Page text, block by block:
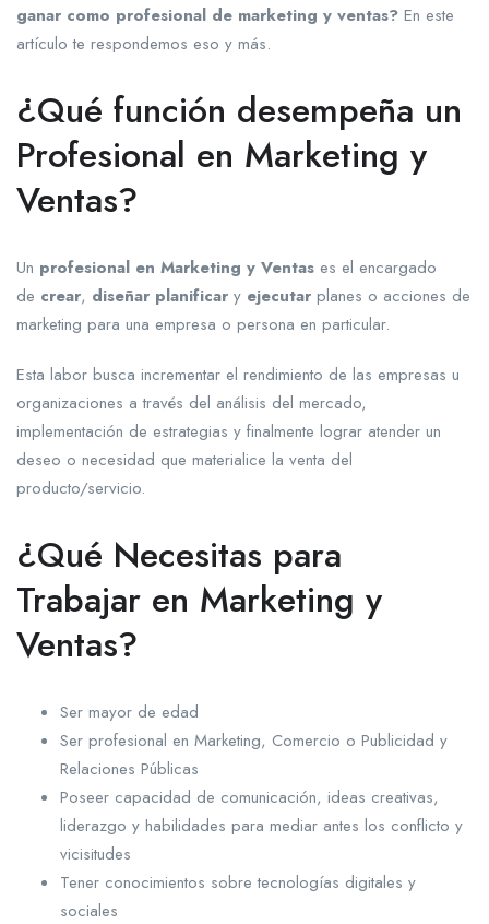
ganar como profesional de marketing y ventas? En este
artículo te respondemos eso y más.
¿Qué función desempeña un
Profesional en Marketing y
Ventas?
Un profesional en Marketing y Ventas es el encargado
de crear, diseñar planificar y ejecutar planes o acciones de
marketing para una empresa o persona en particular.
Esta labor busca incrementar el rendimiento de las empresas u
organizaciones a través del análisis del mercado,
implementación de estrategias y finalmente lograr atender un
deseo o necesidad que materialice la venta del
producto/servicio.
¿Qué Necesitas para
Trabajar en Marketing y
Ventas?
Ser mayor de edad
Ser profesional en Marketing, Comercio o Publicidad y
Relaciones Públicas
Poseer capacidad de comunicación, ideas creativas,
liderazgo y habilidades para mediar antes los conflicto y
vicisitudes
Tener conocimientos sobre tecnologías digitales y
sociales